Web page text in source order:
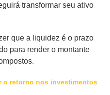
transformar seu ativo
que a liquidez é o prazo
para render o montante
o retorno nos investimentos